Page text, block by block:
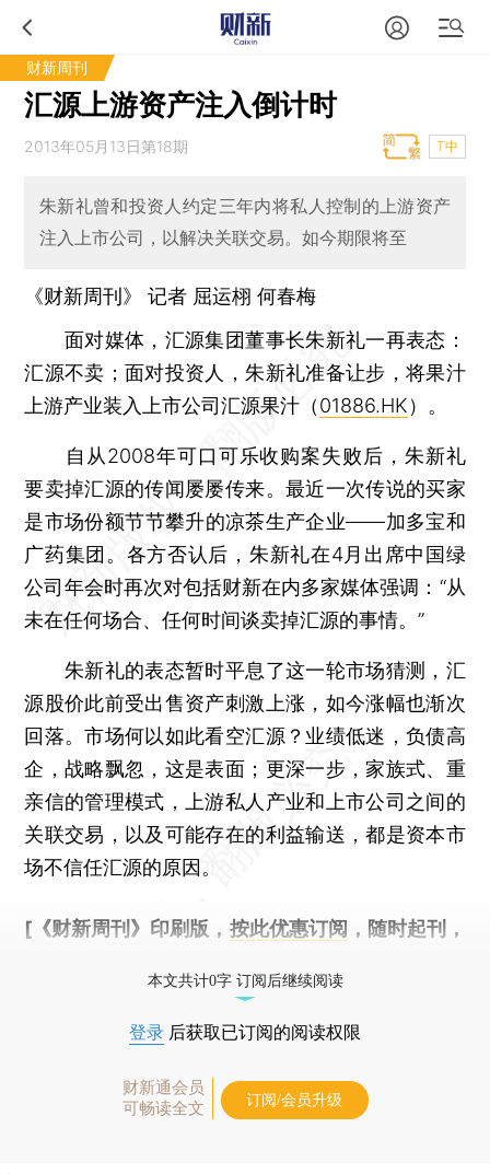
财新周刊
汇源上游资产注入倒计时
2013年05月13日第18期 T中
朱新礼曾和投资人约定三年内将私人控制的上游资产
注入上市公司，以解决关联交易。如今期限将至
《财新周刊》 记者 屈运栩 何春梅
面对媒体，汇源集团董事长朱新礼一再表态：
汇源不卖；面对投资人，朱新礼准备让步，将果汁
上游产业装入上市公司汇源果汁（01886.HK）。
自从2008年可口可乐收购案失败后，朱新礼
要卖掉汇源的传闻屡屡传来。最近一次传说的买家
是市场份额节节攀升的凉茶生产企业——加多宝和
广药集团。各方否认后，朱新礼在4月出席中国绿
公司年会时再次对包括财新在内多家媒体强调：“从
未在任何场合、任何时间谈卖掉汇源的事情。”
朱新礼的表态暂时平息了这一轮市场猜测，汇
源股价此前受出售资产刺激上涨，如今涨幅也渐次
回落。市场何以如此看空汇源？业绩低迷，负债高
企，战略飘忽，这是表面；更深一步，家族式、重
亲信的管理模式，上游私人产业和上市公司之间的
关联交易，以及可能存在的利益输送，都是资本市
场不信任汇源的原因。
[《财新周刊》印刷版， 按此优惠订阅 ，随时起刊，
本文共计0字 订阅后继续阅读
登录 后获取已订阅的阅读权限
财新通会员
可畅读全文
订阅/会员升级